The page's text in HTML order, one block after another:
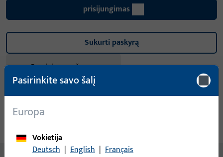
prisijungimas
Sukurti paskyrą
Gaminio aprašymas
Techniniai duomenys
Pasirinkite savo šalį
Europa
Vokietija
Deutsch | English | Français